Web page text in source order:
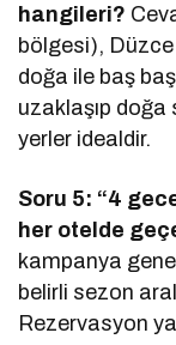
hangileri?
bölgesi),
doğa ile baş
uzaklaşıp
yerler idealdir.
Soru 5: “4
her otelde
kampanya
belirli sezon
Rezervasyon